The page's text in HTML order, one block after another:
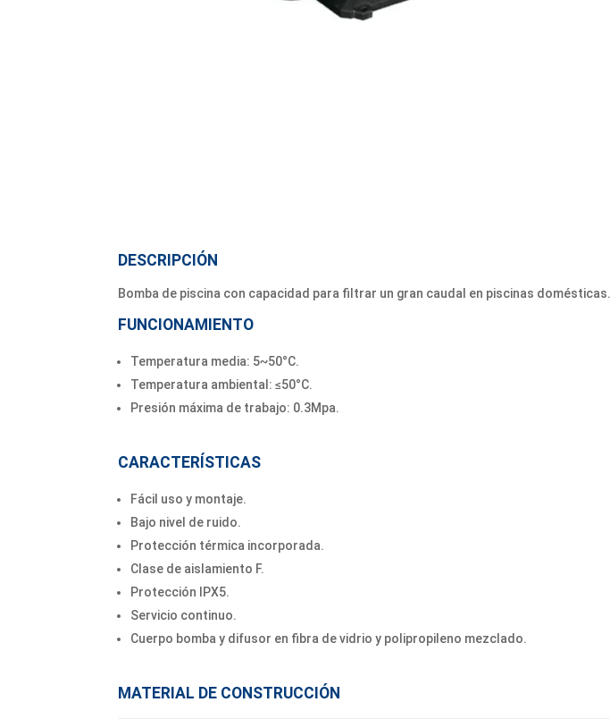
DESCRIPCIÓN
Bomba de piscina con capacidad para filtrar un gran caudal en piscinas domésticas.
FUNCIONAMIENTO
Temperatura media: 5~50°C.
Temperatura ambiental: ≤50°C.
Presión máxima de trabajo: 0.3Mpa.
CARACTERÍSTICAS
Fácil uso y montaje.
Bajo nivel de ruido.
Protección térmica incorporada.
Clase de aislamiento F.
Protección IPX5.
Servicio continuo.
Cuerpo bomba y difusor en fibra de vidrio y polipropileno mezclado.
MATERIAL DE CONSTRUCCIÓN